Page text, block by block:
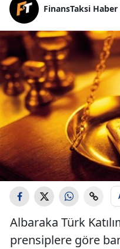
FinansTaksi
Albaraka Türk
prensiplere göre